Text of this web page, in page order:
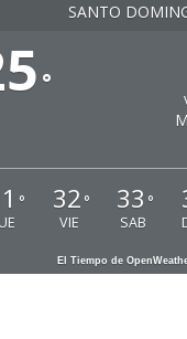
SANTO
°
° 32 °
VIE
33 °
SAB
El Tiempo de